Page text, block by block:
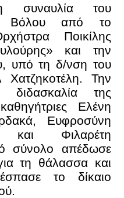
συναυλία του
Βόλου από το
Ποικίλης
και την
υπό τη δ/νση του
Την
διδασκαλία της
Ελένη
Ευφροσύνη
και Φιλαρέτη
σύνολο απέδωσε
τη θάλασσα και
το δίκαιο